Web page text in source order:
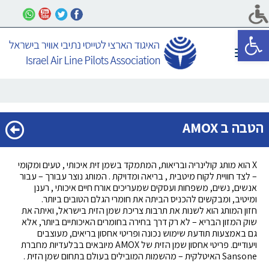
פתח סרגל נגישות
תפריט
הטבה ב AMOX
X הוא מותג קולינריה ובריאות, המתמקד בשמן זית איכותי , טעים ומקומי
– לצד חוויית לקוח מיטבית , בריאה ומדויקת . המותג נוצר עבורך – עבור
אנשים, נשים, משפחות ועסקים שמעריכים אורח חיים איכותי , רענן
ומיטיב, ומבקשים להכניס הביתה את חומרי הגלם הטובים ביותר.
חזון המותג הוא לשנות את תרבות צריכת שמן הזית בישראל, ואיתה את
שוק המזון הבריא – לא רק דרך בחירה בחומרים האיכותיים ביותר, אלא
גם באמצעות תודעת שימוש נכונה ופריטי אחסון בריאים, מעוצבים
ויעודיים. פריטי אחסון שמן הזית של AMOX מיובאים בבלעדיות מחברת
Sansone האיטלקית – מהשמות המובילים בעולם בתחום שמן הזית .